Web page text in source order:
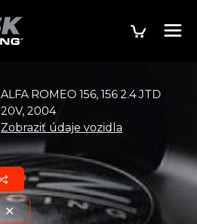
ALFA ROMEO 156, 156 2.4 JTD
20V, 2004
Zobraziť údaje vozidla